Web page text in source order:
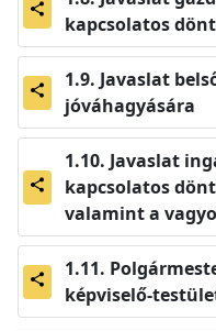
share
kapcsolatos
share
Javaslat
jóváhagyására
share
Javaslat
kapcsolatos
valamint a
share
képviselő-